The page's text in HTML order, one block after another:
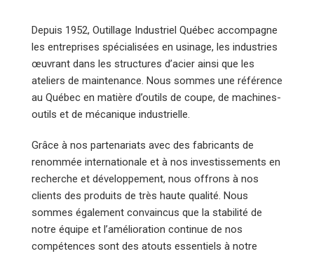
Depuis 1952, Outillage Industriel Québec accompagne
les entreprises spécialisées en usinage, les industries
œuvrant dans les structures d’acier ainsi que les
ateliers de maintenance. Nous sommes une référence
au Québec en matière d’outils de coupe, de machines-
outils et de mécanique industrielle.
Grâce à nos partenariats avec des fabricants de
renommée internationale et à nos investissements en
recherche et développement, nous offrons à nos
clients des produits de très haute qualité. Nous
sommes également convaincus que la stabilité de
notre équipe et l’amélioration continue de nos
compétences sont des atouts essentiels à notre